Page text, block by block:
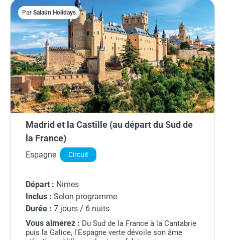
Par Salaün Holidays
Madrid et la Castille (au départ du Sud de
la France)
Espagne Circuit
Départ : Nimes
Inclus : Selon programme
Durée : 7 jours / 6 nuits
Vous aimerez : Du Sud de la France à la Cantabrie
puis la Galice, l'Espagne verte dévoile son âme